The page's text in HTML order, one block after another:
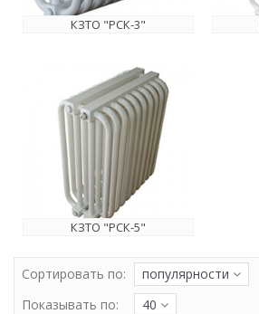
КЗТО "РСК-3"
КЗТО "РСК-5"
Сортировать по:
популярности
Показывать по:
40